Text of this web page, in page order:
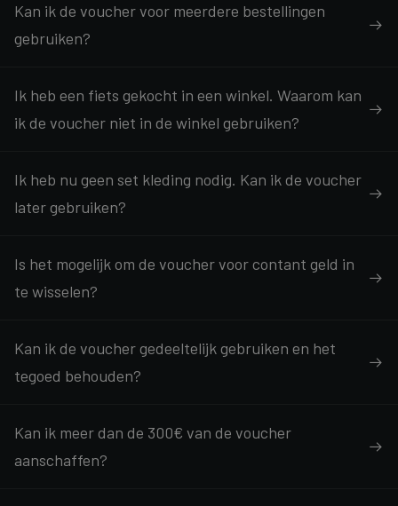
Kan ik de voucher voor meerdere bestellingen
gebruiken?
Ik heb een fiets gekocht in een winkel. Waarom kan
ik de voucher niet in de winkel gebruiken?
Ik heb nu geen set kleding nodig. Kan ik de voucher
later gebruiken?
Is het mogelijk om de voucher voor contant geld in
te wisselen?
Kan ik de voucher gedeeltelijk gebruiken en het
tegoed behouden?
Kan ik meer dan de 300€ van de voucher
aanschaffen?